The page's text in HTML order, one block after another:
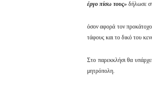
έργο πίσω τους»δήλωσε
όσον αφορά τον
τάφους και το δικό του
Στο παρεκκλήσι θα
μητρόπολη.